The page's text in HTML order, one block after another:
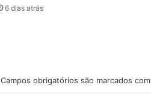
6 dias atrás
Campos obrigatórios são marcados com